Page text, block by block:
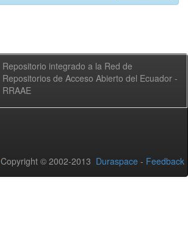
Repositorio integrado a la Red de
Repositorios de Acceso Abierto del Ecuador -
RRAAE
Copyright © 2002-2013 Duraspace - Feedback